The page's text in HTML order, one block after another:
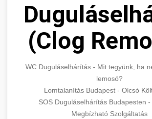
(Clog
WC Duguláselhárítás - Mit tegyünk, ha
lemosó?
Lomtalanítás Budapest - Olcsó
SOS Duguláselhárítás Budapesten
Megbízható Szolgáltatás